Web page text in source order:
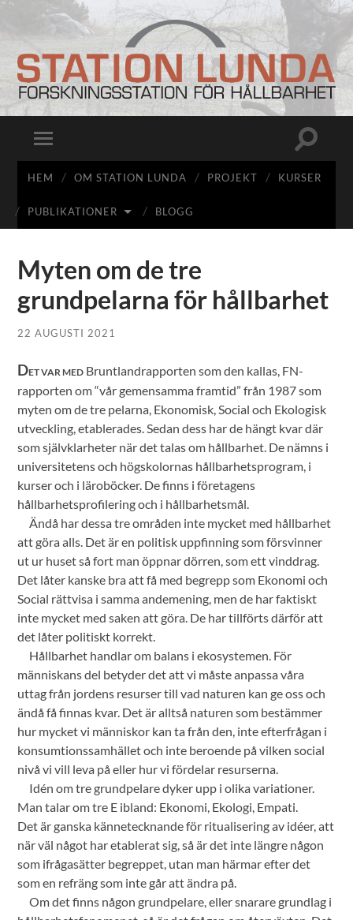
Station
Lunda
Slå
på/av
mobilmeny
Slå
HEM OM STATION LUNDA PROJEKT KURSER
PUBLIKATIONER BLOGG
Myten om de tre
grundpelarna för hållbarhet
22 AUGUSTI 2021
DET VAR MED Bruntlandrapporten som den kallas, FN-
rapporten om “vår gemensamma framtid” från 1987 som
myten om de tre pelarna, Ekonomisk, Social och Ekologisk
utveckling, etablerades. Sedan dess har de hängt kvar där
som självklarheter när det talas om hållbarhet. De nämns i
universitetens och högskolornas hållbarhetsprogram, i
kurser och i läroböcker. De finns i företagens
hållbarhetsprofilering och i hållbarhetsmål.
Ändå har dessa tre områden inte mycket med hållbarhet
att göra alls. Det är en politisk uppfinning som försvinner
ut ur huset så fort man öppnar dörren, som ett vinddrag.
Det låter kanske bra att få med begrepp som Ekonomi och
Social rättvisa i samma andemening, men de har faktiskt
inte mycket med saken att göra. De har tillförts därför att
det låter politiskt korrekt.
Hållbarhet handlar om balans i ekosystemen. För
människans del betyder det att vi måste anpassa våra
uttag från jordens resurser till vad naturen kan ge oss och
ändå få finnas kvar. Det är alltså naturen som bestämmer
hur mycket vi människor kan ta från den, inte efterfrågan i
konsumtionssamhället och inte beroende på vilken social
nivå vi vill leva på eller hur vi fördelar resurserna.
Idén om tre grundpelare dyker upp i olika variationer.
Man talar om tre E ibland: Ekonomi, Ekologi, Empati.
Det är ganska kännetecknande för ritualisering av idéer, att
när väl något har etablerat sig, så är det inte längre någon
som ifrågasätter begreppet, utan man härmar efter det
som en refräng som inte går att ändra på.
Om det finns någon grundpelare, eller snarare grundlag i